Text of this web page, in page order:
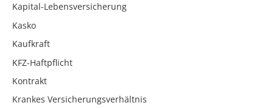
Kapital-Lebensversicherung
Kasko
Kaufkraft
KFZ-Haftpflicht
Kontrakt
Krankes Versicherungsverhältnis